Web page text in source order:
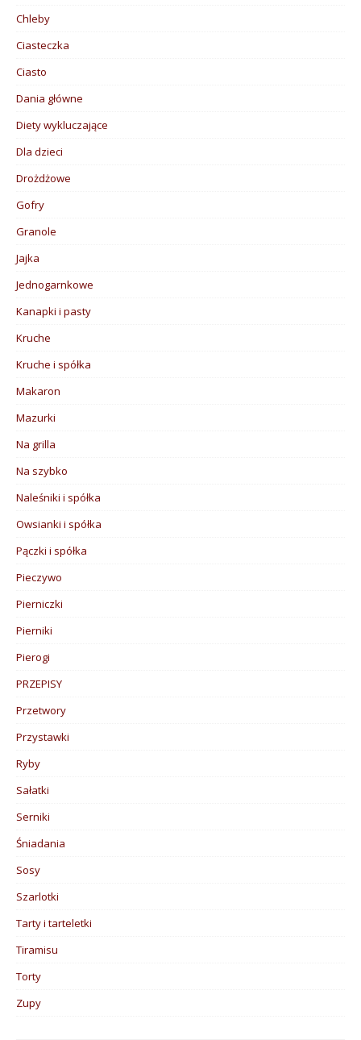
Chleby
Ciasteczka
Ciasto
Dania główne
Diety wykluczające
Dla dzieci
Drożdżowe
Gofry
Granole
Jajka
Jednogarnkowe
Kanapki i pasty
Kruche
Kruche i spółka
Makaron
Mazurki
Na grilla
Na szybko
Naleśniki i spółka
Owsianki i spółka
Pączki i spółka
Pieczywo
Pierniczki
Pierniki
Pierogi
PRZEPISY
Przetwory
Przystawki
Ryby
Sałatki
Serniki
Śniadania
Sosy
Szarlotki
Tarty i tarteletki
Tiramisu
Torty
Zupy